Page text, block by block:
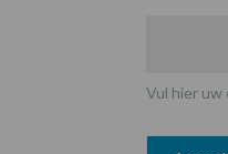
Vul hier uw